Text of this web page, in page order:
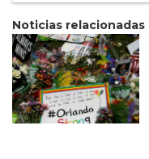
Noticias relacionadas